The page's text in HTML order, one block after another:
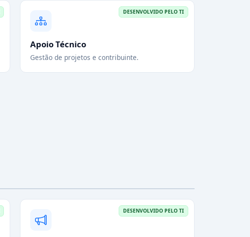
DESENVOLVIDO PELO TI
Apoio Técnico
Gestão de projetos e contribuinte.
DESENVOLVIDO PELO TI